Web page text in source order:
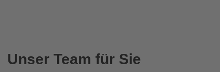
Unser Team für Sie